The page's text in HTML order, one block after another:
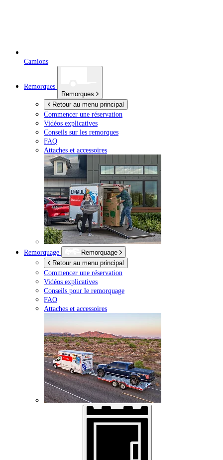
Camions
Remorques
Remorques
Retour au menu principal
Commencer une réservation
Vidéos explicatives
Conseils sur les remorques
FAQ
Attaches et accessoires
Remorquage
Remorquage
Retour au menu principal
Commencer une réservation
Vidéos explicatives
Conseils pour le remorquage
FAQ
Attaches et accessoires